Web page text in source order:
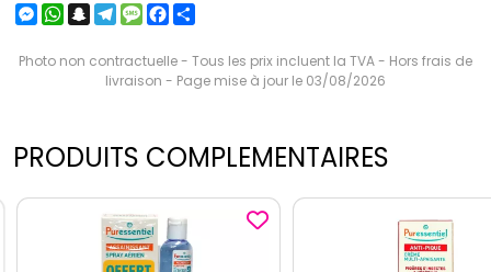
Messenger
WhatsApp
Snapchat
Telegram
MessageFacebook
Photo non contractuelle - Tous les prix incluent la TVA - Hors frais de
livraison - Page mise à jour le 03/08/2026
PRODUITS COMPLEMENTAIRES